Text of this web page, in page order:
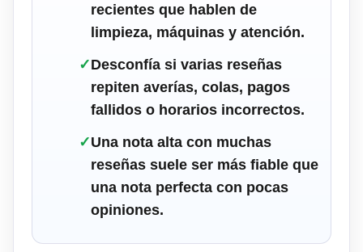
recientes que hablen de
limpieza, máquinas y atención.
✓Desconfía si varias reseñas
repiten averías, colas, pagos
fallidos o horarios incorrectos.
✓Una nota alta con muchas
reseñas suele ser más fiable que
una nota perfecta con pocas
opiniones.